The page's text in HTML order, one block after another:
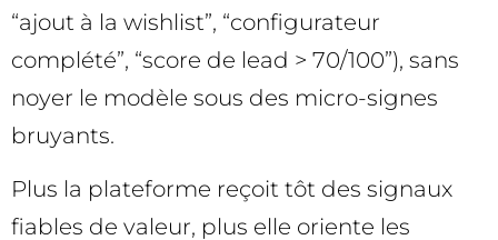
“ajout à la wishlist”, “configurateur
complété”, “score de lead > 70/100”), sans
noyer le modèle sous des micro-signes
bruyants.
Plus la plateforme reçoit tôt des signaux
fiables de valeur, plus elle oriente les